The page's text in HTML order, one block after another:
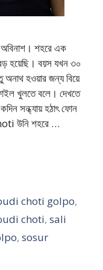
শহরে এক
হয়েছি। বয়স যখন ৩০
অনাথ হওয়ার জন্য বিয়ে
খুলতে বলে। দেখতে
সন্ধ্যায় হঠাৎ ফোন
উনি শহরে …
choti golpo,
choti, sali
, sosur